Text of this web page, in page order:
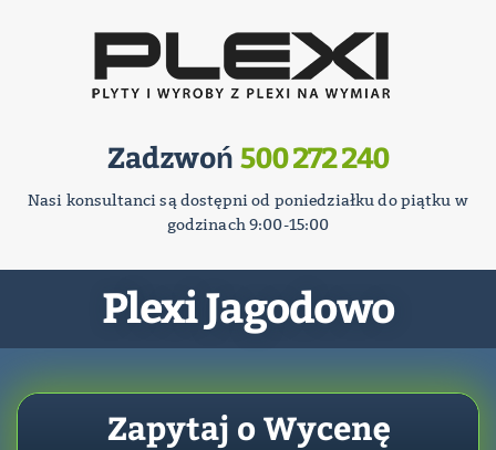
Zadzwoń 500 272 240
Nasi konsultanci są dostępni od poniedziałku do piątku w
godzinach 9:00-15:00
Plexi Jagodowo
Zapytaj o Wycenę